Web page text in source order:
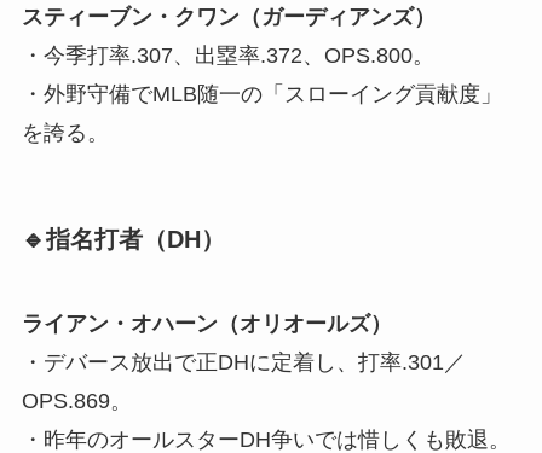
スティーブン・クワン（ガーディアンズ）
・今季打率.307、出塁率.372、OPS.800。
・外野守備でMLB随一の「スローイング貢献度」
を誇る。
🔹指名打者（DH）
ライアン・オハーン（オリオールズ）
・デバース放出で正DHに定着し、打率.301／
OPS.869。
・昨年のオールスターDH争いでは惜しくも敗退。